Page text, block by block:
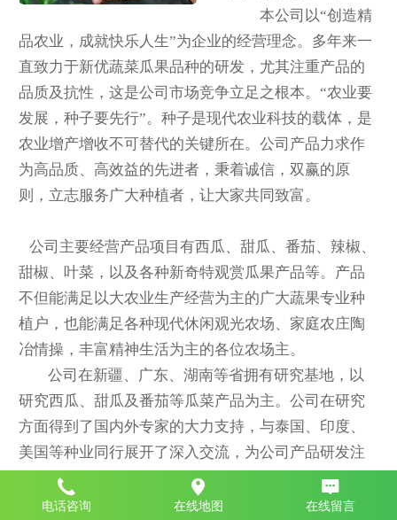
本公司以“创造精
品农业，成就快乐人生”为企业的经营理念。多年来一
直致力于新优蔬菜瓜果品种的研发，尤其注重产品的
品质及抗性，这是公司市场竞争立足之根本。“农业要
发展，种子要先行”。种子是现代农业科技的载体，是
农业增产增收不可替代的关键所在。公司产品力求作
为高品质、高效益的先进者，秉着诚信，双赢的原
则，立志服务广大种植者，让大家共同致富。
公司主要经营产品项目有西瓜、甜瓜、番茄、辣椒、
甜椒、叶菜，以及各种新奇特观赏瓜果产品等。产品
不但能满足以大农业生产经营为主的广大蔬果专业种
植户，也能满足各种现代休闲观光农场、家庭农庄陶
冶情操，丰富精神生活为主的各位农场主。
公司在新疆、广东、湖南等省拥有研究基地，以
研究西瓜、甜瓜及番茄等瓜菜产品为主。公司在研究
方面得到了国内外专家的大力支持，与泰国、印度、
美国等种业同行展开了深入交流，为公司产品研发注
入了新鲜血液。公司将倾力打造一支优秀的研究生产
团队，提供**的瓜果蔬菜产品，以积极把关种子生产
电话咨询 在线地图 在线留言